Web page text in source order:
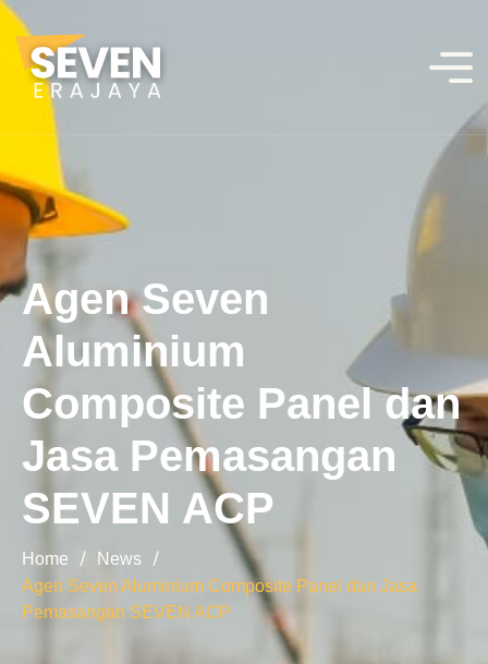
Agen Seven
Aluminium
Composite Panel dan
Jasa Pemasangan
SEVEN ACP
Home / News /
Agen Seven Aluminium Composite Panel dan Jasa
Pemasangan SEVEN ACP